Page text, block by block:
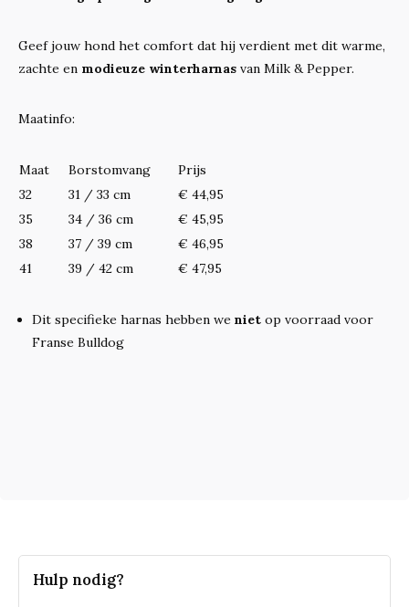
Geef jouw hond het comfort dat hij verdient met dit warme,
zachte en modieuze winterharnas van Milk & Pepper.
Maatinfo:
Maat Borstomvang
Prijs
32
31 / 33 cm
€ 44,95
35
34 / 36 cm
€ 45,95
38
37 / 39 cm
€ 46,95
41
39 / 42 cm € 47,95
Dit specifieke harnas hebben we niet op voorraad voor
Franse Bulldog
Hulp nodig?